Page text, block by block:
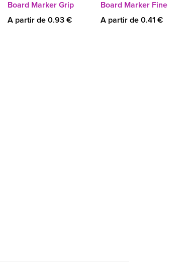
Board Marker Grip
A partir de 0.93 €
Board Marker Fine
A partir de 0.41 €